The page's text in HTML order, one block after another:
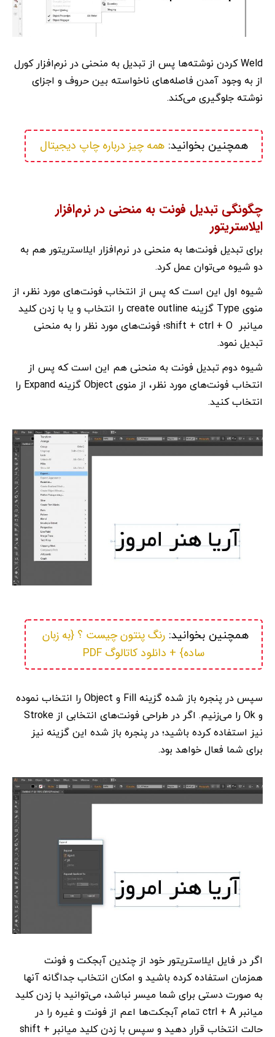
Weld کردن نوشته‌ها پس از تبدیل به منحنی در نرم‌افزار کورل
از به وجود آمدن فاصله‌های ناخواسته بین حروف و اجزای
نوشته جلوگیری می‌کند.
همچنین بخوانید: همه چیز درباره چاپ دیجیتال
چگونگی تبدیل فونت به منحنی در نرم‌افزار
ایلاستریتور
برای تبدیل فونت‌ها به منحنی در نرم‌افزار ایلاستریتور هم به
دو شیوه می‌توان عمل کرد.
شیوه اول این است که پس از انتخاب فونت‌های مورد نظر، از
منوی Type گزینه create outline را انتخاب و یا با زدن کلید
میانبر shift + ctrl + O؛ فونت‌های مورد نظر را به منحنی
تبدیل نمود.
شیوه دوم تبدیل فونت به منحنی هم این است که پس از
انتخاب فونت‌های مورد نظر، از منوی Object گزینه Expand را
انتخاب کنید.
همچنین بخوانید:
ساده} + دانلود کاتالوگ PDF
سپس در پنجره باز شده گزینه Fill و Object را انتخاب نموده
و Ok را می‌زنیم. اگر در طراحی فونت‌های انتخابی از Stroke
نیز استفاده کرده باشید؛ در پنجره باز شده این گزینه نیز
برای شما فعال خواهد بود.
اگر در فایل ایلاستریتور خود از چندین آبجکت و فونت
همزمان استفاده کرده باشید و امکان انتخاب جداگانه آنها
به صورت دستی برای شما میسر نباشد، می‌توانید با زدن کلید
میانبر ctrl + A تمام آبجکت‌ها اعم از فونت و غیره را در
حالت انتخاب قرار دهید و سپس با زدن کلید میانبر shift +